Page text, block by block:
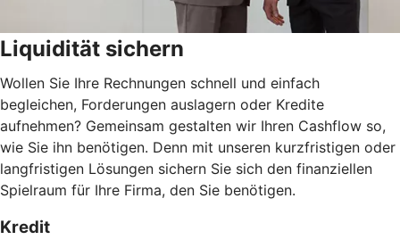
Liquidität sichern
Wollen Sie Ihre Rechnungen schnell und einfach
begleichen, Forderungen auslagern oder Kredite
aufnehmen? Gemeinsam gestalten wir Ihren Cashflow so,
wie Sie ihn benötigen. Denn mit unseren kurzfristigen oder
langfristigen Lösungen sichern Sie sich den finanziellen
Spielraum für Ihre Firma, den Sie benötigen.
Kredit